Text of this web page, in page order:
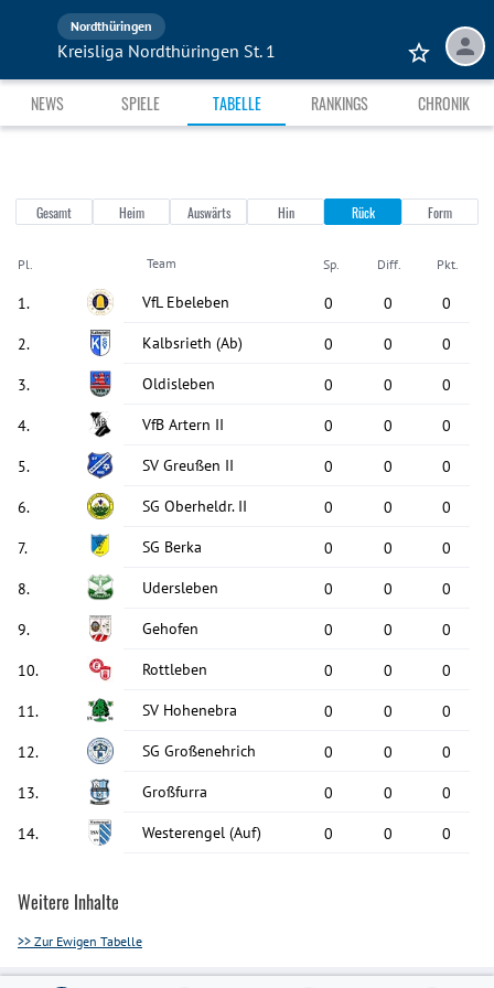
Nordthüringen
Kreisliga Nordthüringen St. 1
NEWS SPIELE TABELLE RANKINGS CHRONIK
Gesamt Heim Auswärts Hin Rück Form
Pl. Team Sp. Diff. Pkt.
1. VfL Ebeleben 0 0 0
2. Kalbsrieth (Ab) 0 0 0
3. Oldisleben 0 0 0
4. VfB Artern II 0 0 0
5. SV Greußen II 0 0 0
6. SG Oberheldr. II 0 0 0
7. SG Berka 0 0 0
8. Udersleben 0 0 0
9. Gehofen 0 0 0
10. Rottleben 0 0 0
11. SV Hohenebra 0 0 0
12. SG Großenehrich 0 0 0
13. Großfurra 0 0 0
14. Westerengel (Auf) 0 0 0
Weitere Inhalte
>> Zur Ewigen Tabelle